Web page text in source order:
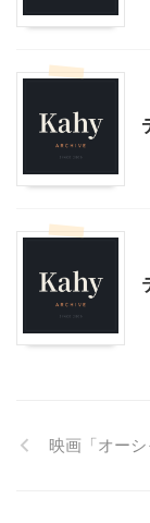
映画「オーシ